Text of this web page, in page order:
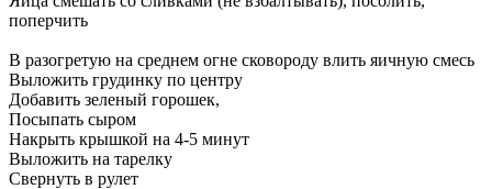
поперчить
В разогретую на среднем огне сковороду влить яичную смесь
Выложить грудинку по центру
Добавить зеленый горошек,
Посыпать сыром
Накрыть крышкой на 4-5 минут
Выложить на тарелку
Свернуть в рулет